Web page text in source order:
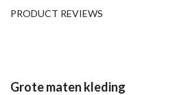
PRODUCT REVIEWS
Grote maten kleding